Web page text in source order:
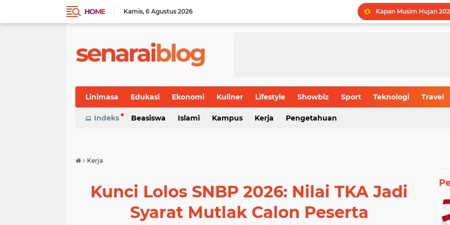
HOME Kamis 6 Agustus 2026
Kapan Musim Hujan
LPDP STEM Industri
Batas Usia Maksimal
Linimasa Edukasi Ekonomi Kuliner Lifestyle Showbiz Sport Teknologi Travel
Indeks Beasiswa Islami Kampus Kerja Pengetahuan
› Kerja
Kunci Lolos SNBP 2026: Nilai TKA Jadi
Syarat Mutlak Calon Peserta